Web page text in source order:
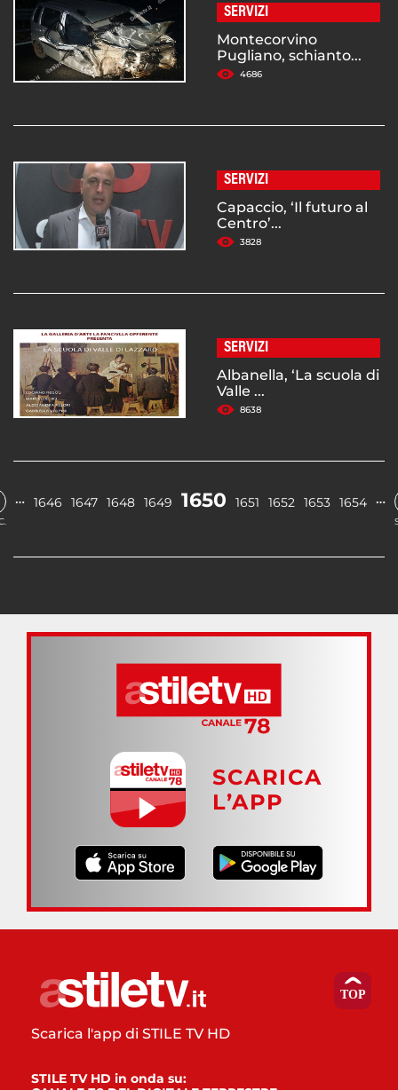
SERVIZI
Montecorvino
Pugliano, schianto...
4686
SERVIZI
Capaccio, ‘Il futuro al
Centro’...
3828
SERVIZI
Albanella, ‘La scuola di
Valle ...
8638
… 1646 1647 1648 1649 1650 1651 1652 1653 1654 …
SCARICA
L’APP
Scarica l'app di STILE TV HD
STILE TV HD in onda su: